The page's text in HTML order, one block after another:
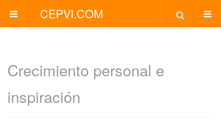
CEPVI.COM
Crecimiento personal e
inspiración